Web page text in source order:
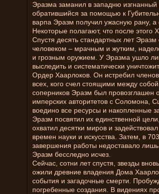
Эразма заманил в западню изгнанный
обратившийся за помощью к
варпа Эразм получил ужасную рану,
Некоторые полагают, что после этого
Спустя десять стандартных лет
человеком – мрачным и жутким,
и грозным оружием. У Эразма ушло
выследить и систематически
Ордер Хаарлоков. Он истребил
всех, кого счел стоящими между
соперников Эразм был провозглашен
имперских авторитетов с Соломона,
воедино все ресурсы и накопленные
Эразм посвятил их единственной
охватил десятки миров и
времен науки и искусства. Затем, в
завершения работы недоставало лишь
Эразм бесследно исчез.
Сейчас, сотни лет спустя, звезды
ожили древние владения Дома
события и загадочные смерти.
погребенные создания. В видениях